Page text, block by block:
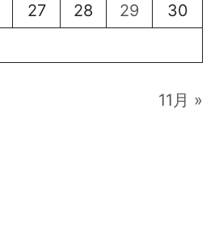
27 28 29
30
11月 »